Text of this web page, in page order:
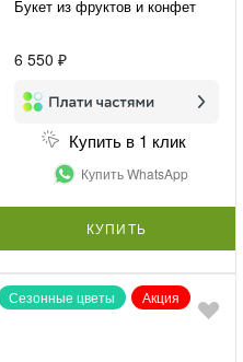
Букет из фруктов и конфет
6 550 ₽
Купить в 1 клик
Купить WhatsApp
КУПИТЬ
Сезонные цветы Акция